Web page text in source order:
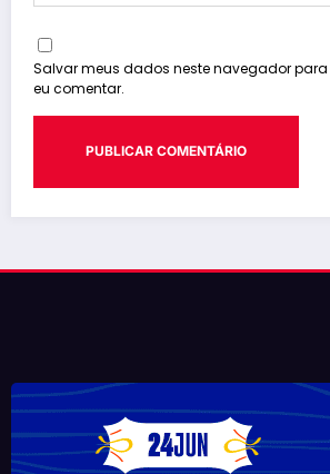
Salvar meus dados neste navegador
eu comentar.